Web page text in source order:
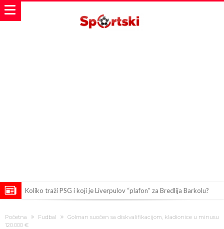
Koliko traži PSG i koji je Liverpulov “plafon” za Bredlija Barkolu?
Zašto je nepoznati italijanski petoligaš dobio nevjerovatan stadion
Početna Fudbal
Golman suočen sa diskvalifikacijom, kladionice u minusu
120.000 €